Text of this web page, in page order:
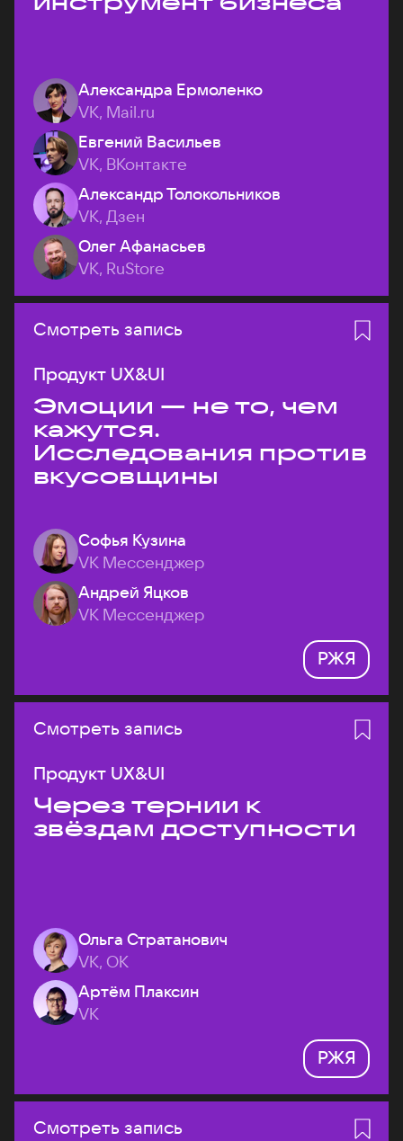
Александра Ермоленко
VK, Mail.ru
Евгений Васильев
VK, ВКонтакте
Александр Толокольников
VK, Дзен
Олег Афанасьев
VK, RuStore
Смотреть запись
Продукт UX&UI
Эмоции — не то, чем
кажутся.
Исследования против
вкусовщины
Софья Кузина
VK Мессенджер
Андрей Яцков
VK Мессенджер
РЖЯ
Смотреть запись
Продукт UX&UI
Через тернии к
звёздам доступности
Ольга Стратанович
VK, ОК
Артём Плаксин
VK
РЖЯ
Смотреть запись